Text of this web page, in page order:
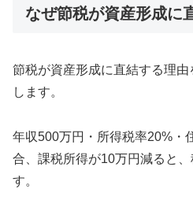
なぜ節税が資産形成に
節税が資産形成に直結する理
します。
年収500万円・所得税率20%・
合、課税所得が10万円減ると
す。